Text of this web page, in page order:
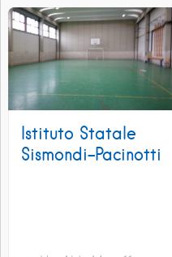
Istituto Statale
Sismondi-Pacinotti